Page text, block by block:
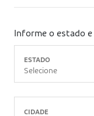
Informe o estado
ESTADO
Selecione
CIDADE